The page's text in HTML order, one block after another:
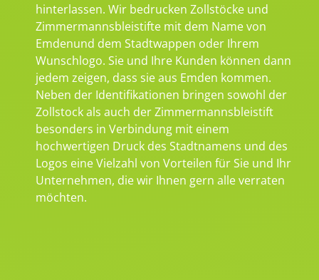
hinterlassen. Wir bedrucken Zollstöcke und
Zimmermannsbleistifte mit dem Name von
Emdenund dem Stadtwappen oder Ihrem
Wunschlogo. Sie und Ihre Kunden können dann
jedem zeigen, dass sie aus Emden kommen.
Neben der Identifikationen bringen sowohl der
Zollstock als auch der Zimmermannsbleistift
besonders in Verbindung mit einem
hochwertigen Druck des Stadtnamens und des
Logos eine Vielzahl von Vorteilen für Sie und Ihr
Unternehmen, die wir Ihnen gern alle verraten
möchten.